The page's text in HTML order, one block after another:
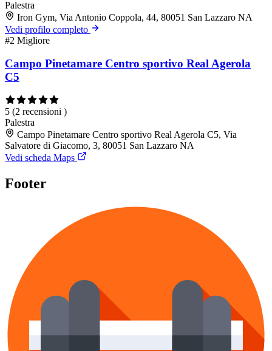
Palestra
Iron Gym, Via Antonio Coppola, 44, 80051 San Lazzaro NA
Vedi profilo completo
#2 Migliore
Campo Pinetamare Centro sportivo Real Agerola
C5
5 (2 recensioni )
Palestra
Campo Pinetamare Centro sportivo Real Agerola C5, Via
Salvatore di Giacomo, 3, 80051 San Lazzaro NA
Vedi scheda Maps
Footer